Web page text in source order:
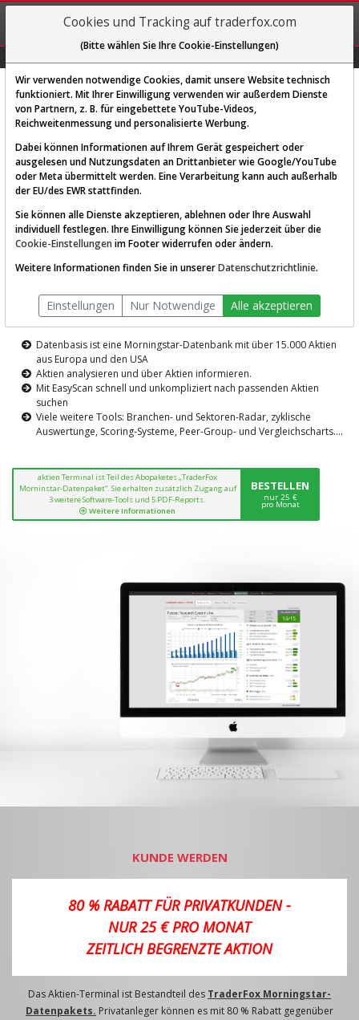
REGIS-
TRIEREN
Diese Funktion ist nur für
AKTIEN-TERMINAL
Die Aktienanalyse-Plattform von
TraderFox
Datenbasis ist eine Morningstar-Datenbank mit über 15.000 Aktien
aus Europa und den USA
Aktien analysieren und über Aktien informieren.
Mit EasyScan schnell und unkompliziert nach passenden Aktien
suchen
Viele weitere Tools: Branchen- und Sektoren-Radar, zyklische
Auswertunge, Scoring-Systeme, Peer-Group- und Vergleichscharts....
aktien Terminal ist Teil des Abopaketes „TraderFox
Morninstar-Datenpaket“. Sie erhalten zusätzlich Zugang auf
3 weitere Software-Tools und 5 PDF-Reports.
Weitere Informationen
BESTELLEN
nur 25 €
pro Monat
KUNDE WERDEN
80 % RABATT FÜR PRIVATKUNDEN -
NUR 25 € PRO MONAT
ZEITLICH BEGRENZTE AKTION
Das Aktien-Terminal ist Bestandteil des TraderFox Morningstar-
Datenpakets. Privatanleger können es mit 80 % Rabatt gegenüber
Cookies und Tracking auf traderfox.com
(Bitte wählen Sie Ihre Cookie-Einstellungen)
Wir verwenden notwendige Cookies, damit unsere Website technisch
funktioniert. Mit Ihrer Einwilligung verwenden wir außerdem Dienste
von Partnern, z. B. für eingebettete YouTube-Videos,
Reichweitenmessung und personalisierte Werbung.
Dabei können Informationen auf Ihrem Gerät gespeichert oder
ausgelesen und Nutzungsdaten an Drittanbieter wie Google/YouTube
oder Meta übermittelt werden. Eine Verarbeitung kann auch außerhalb
der EU/des EWR stattfinden.
Sie können alle Dienste akzeptieren, ablehnen oder Ihre Auswahl
individuell festlegen. Ihre Einwilligung können Sie jederzeit über die
Cookie-Einstellungen im Footer widerrufen oder ändern.
Weitere Informationen finden Sie in unsererDatenschutzrichtlinie.
Einstellungen Nur Notwendige Alle akzeptieren